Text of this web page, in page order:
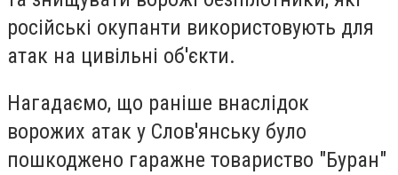
російські окупанти використовують для
атак на цивільні об'єкти.
Нагадаємо, що раніше внаслідок
ворожих атак у Слов'янську було
пошкоджено гаражне товариство "Буран"